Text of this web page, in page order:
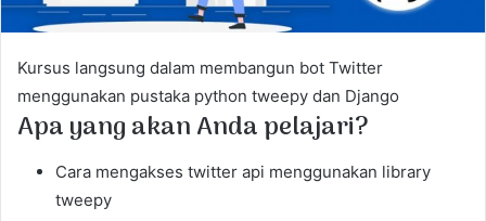
Kursus langsung dalam membangun bot Twitter
menggunakan pustaka python tweepy dan Django
Apa yang akan Anda pelajari?
Cara mengakses twitter api menggunakan library
tweepy